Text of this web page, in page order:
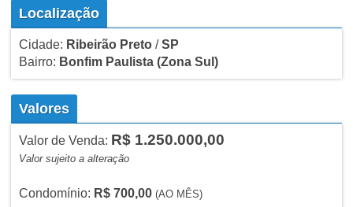
Localização
Cidade: Ribeirão Preto/SP
Bairro: Bonfim Paulista (Zona Sul)
Valores
Valor de Venda: R$ 1.250.000,00
Valor sujeito a alteração
Condomínio: R$ 700,00 (AO MÊS)